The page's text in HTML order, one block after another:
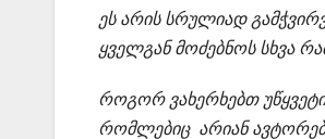
ეს არის სრულიად
ყველგან მოძებნოს სხვა
როგორ ვახერხებთ
რომლებიც არიან